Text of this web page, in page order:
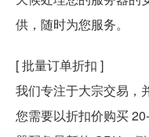
供，随时为您服务。
[ 批量订单折扣 ]
我们专注于大宗交易，
您需要以折扣价购买